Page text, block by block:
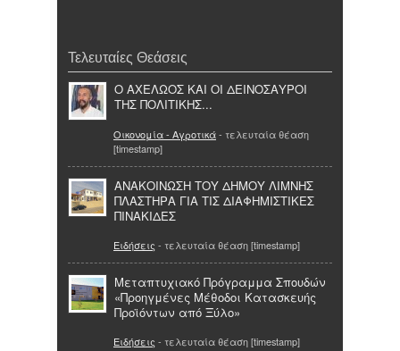
Τελευταίες Θεάσεις
Ο ΑΧΕΛΩΟΣ ΚΑΙ ΟΙ ΔΕΙΝΟΣΑΥΡΟΙ
ΤΗΣ ΠΟΛΙΤΙΚΗΣ...
Οικονομία - Αγροτικά- τελευταία θέαση
[timestamp]
ΑΝΑΚΟΙΝΩΣΗ ΤΟΥ ΔΗΜΟΥ ΛΙΜΝΗΣ
ΠΛΑΣΤΗΡΑ ΓΙΑ ΤΙΣ ΔΙΑΦΗΜΙΣΤΙΚΕΣ
ΠΙΝΑΚΙΔΕΣ
Ειδήσεις - τελευταία θέαση [timestamp]
Μεταπτυχιακό Πρόγραμμα Σπουδών
«Προηγμένες Μέθοδοι Κατασκευής
Προϊόντων από Ξύλο»
Ειδήσεις - τελευταία θέαση [timestamp]